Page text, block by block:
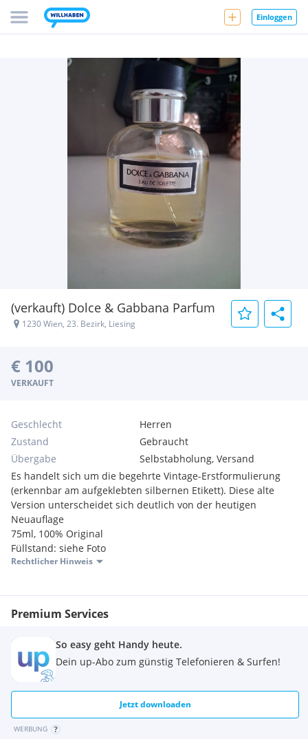
Einloggen
(verkauft) Dolce & Gabbana Parfum
1230 Wien, 23. Bezirk, Liesing
€ 100
VERKAUFT
Geschlecht
Herren
Zustand
Gebraucht
Übergabe
Selbstabholung, Versand
Es handelt sich um die begehrte Vintage-Erstformulierung
(erkennbar am aufgeklebten silbernen Etikett). Diese alte
Version unterscheidet sich deutlich von der heutigen
Neuauflage
75ml, 100% Original
Füllstand: siehe Foto
Rechtlicher Hinweis
Premium Services
So easy geht Handy heute.
Dein up-Abo zum günstig Telefonieren & Surfen!
Jetzt downloaden
WERBUNG